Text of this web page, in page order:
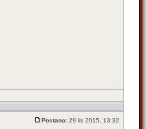
Postano: 29 lis 2015, 13:32